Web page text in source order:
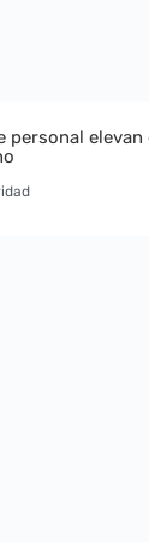
personal